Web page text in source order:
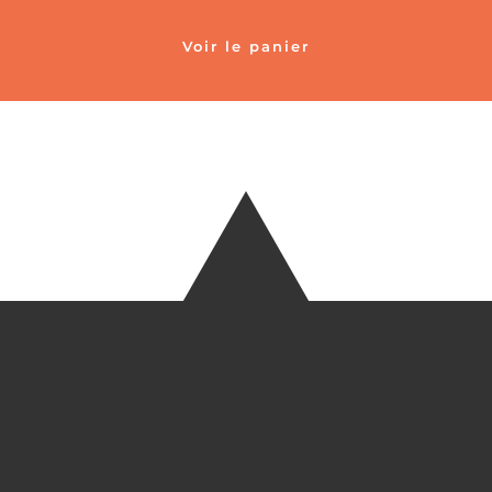
Voir le panier